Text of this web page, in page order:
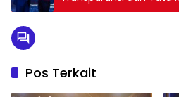
Digital
Pos Terkait